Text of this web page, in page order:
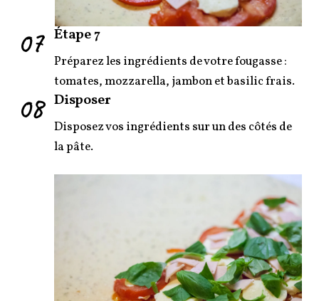
07 Étape 7
Préparez les ingrédients de votre fougasse :
tomates, mozzarella, jambon et basilic frais.
08 Disposer
Disposez vos ingrédients sur un des côtés de
la pâte.